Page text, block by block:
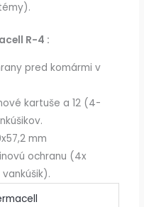
R-4 :
pred komármi v
kartuše a 12 (4-
mm
ochranu (4x